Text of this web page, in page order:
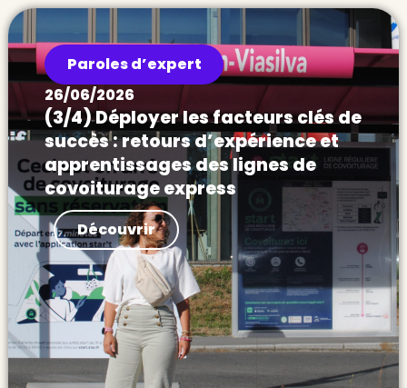
Paroles d’expert
26/06/2026
(3/4) Déployer les facteurs clés de
succès : retours d’expérience et
apprentissages des lignes de
covoiturage express
Actualités Déployer les facteurs clés de
succès : retours d’expérience et
apprentissages des lignes de covoiturage
express Après le démonstrateur
Découvrir